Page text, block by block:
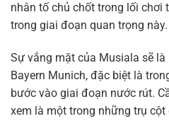
nhân tố chủ chốt trong lối chơi
trong giai đoạn quan trọng này.
Sự vắng mặt của Musiala sẽ
Bayern Munich, đặc biệt là
bước vào giai đoạn nước rút.
xem là một trong những trụ